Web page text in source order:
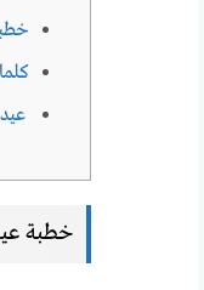
خطبة